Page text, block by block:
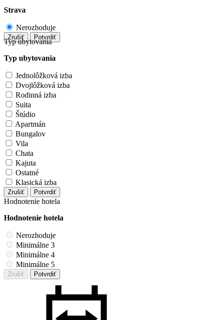
Strava
Nerozhoduje
Zrušiť Potvrdiť
Typ ubytovania
Typ ubytovania
Jednolôžková izba
Dvojlôžková izba
Rodinná izba
Suita
Štúdio
Apartmán
Bungalov
Vila
Chata
Kajuta
Ostatné
Klasická izba
Zrušiť Potvrdiť
Hodnotenie hotela
Hodnotenie hotela
Nerozhoduje
Minimálne 3
Minimálne 4
Minimálne 5
Zrušiť Potvrdiť